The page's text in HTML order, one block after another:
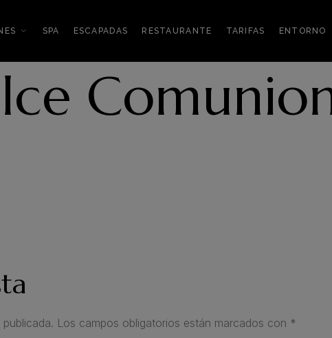
SPA ESCAPADAS RESTAURANTE TARIFAS ENTORNO
Los campos obligatorios están marcados con *